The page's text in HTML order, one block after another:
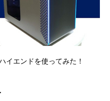
イエンドを使ってみた！